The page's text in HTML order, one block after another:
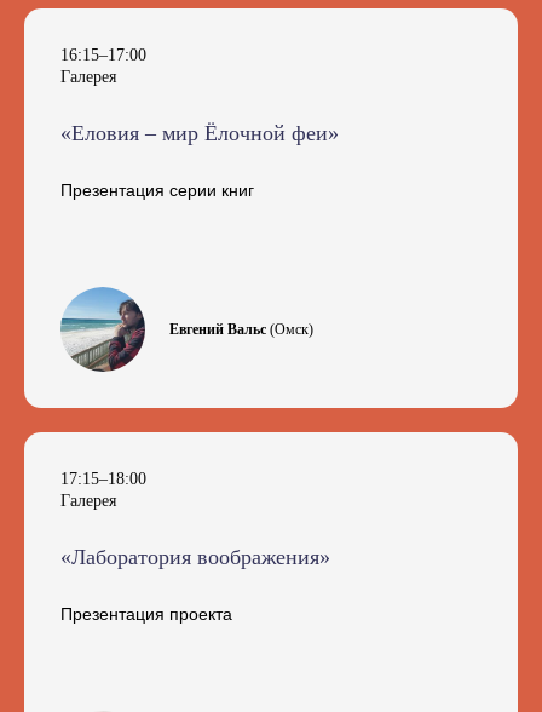
16:15–17:00
Галерея
«Еловия – мир Ёлочной феи»
Презентация серии книг
Евгений Вальс (Омск)
17:15–18:00
Галерея
«Лаборатория воображения»
Презентация проекта